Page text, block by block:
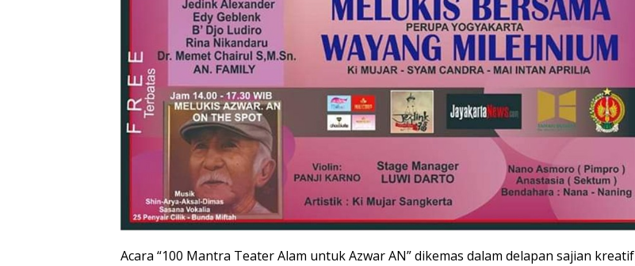
Acara “100 Mantra Teater Alam untuk Azwar AN” dikemas dalam delapan sajian kreatif